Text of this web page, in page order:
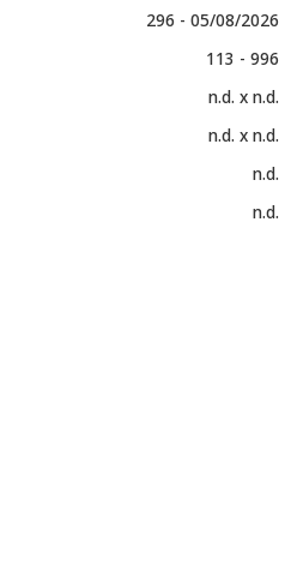
296 - 05/08/2026
113 - 996
n.d. x n.d.
n.d. x n.d.
n.d.
n.d.